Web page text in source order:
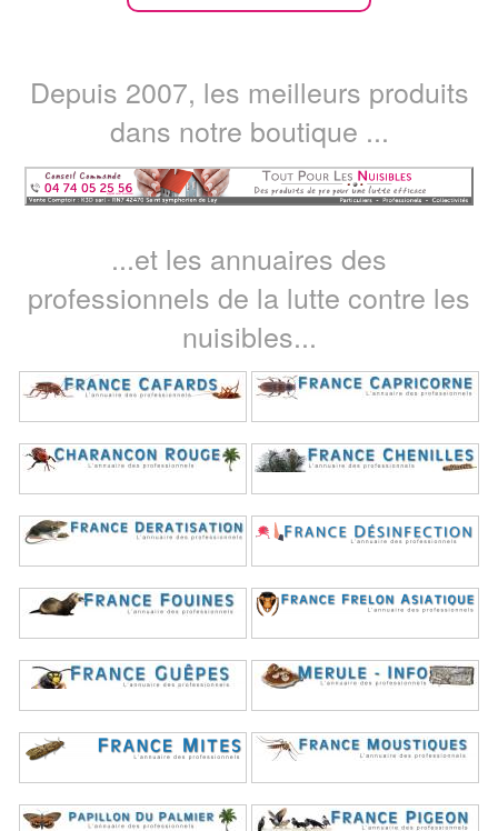
Depuis 2007, les meilleurs produits
dans notre boutique ...
...et les annuaires des
professionnels de la lutte contre les
nuisibles...